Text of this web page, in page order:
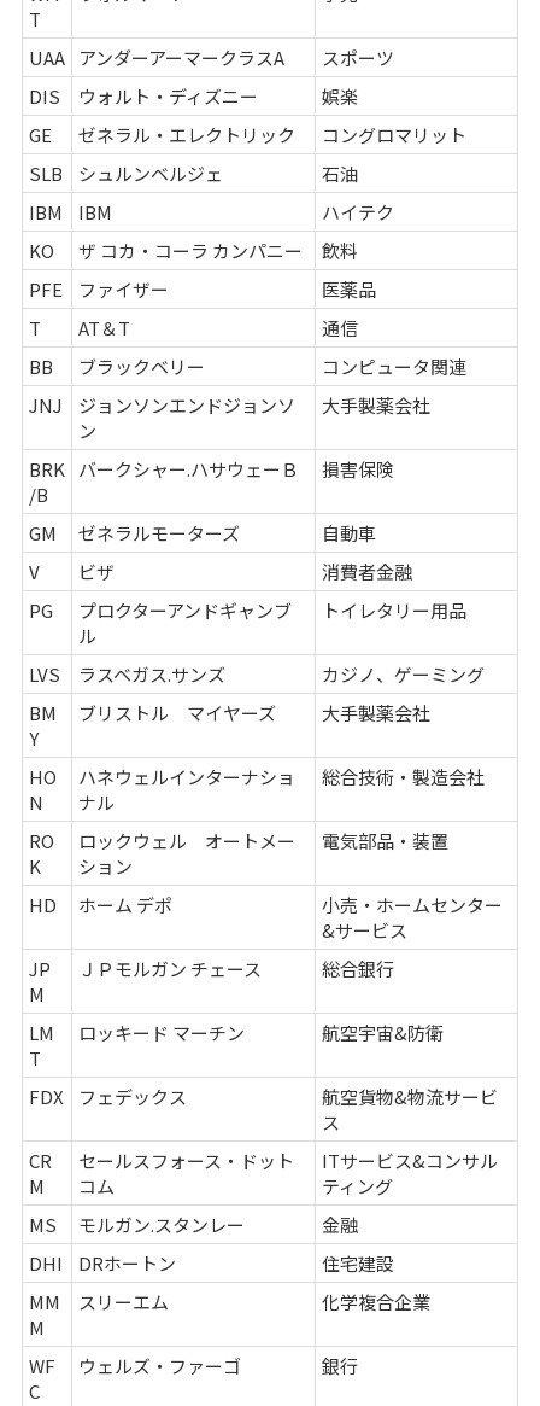
T
UAA アンダーアーマークラスA
スポーツ
DIS
ウォルト・ディズニー
娯楽
GE
ゼネラル・エレクトリック
コングロマリット
SLB
シュルンベルジェ
石油
IBM
IBM
ハイテク
KO
ザ コカ・コーラ カンパニー
飲料
PFE
ファイザー
医薬品
T
AT＆T
通信
BB
ブラックベリー
コンピュータ関連
JNJ
ジョンソンエンドジョンソ
ン
大手製薬会社
BRK
/B
バークシャー.ハサウェーＢ 損害保険
GM ゼネラルモーターズ
自動車
V
ビザ
消費者金融
PG
プロクターアンドギャンブ
ル
トイレタリー用品
LVS ラスベガス.サンズ
カジノ、ゲーミング
BM
Y
ブリストル マイヤーズ 大手製薬会社
HO
N
ハネウェルインターナショ
ナル
総合技術・製造会社
RO
K
ロックウェル オートメー
ション
電気部品・装置
HD ホーム デポ
小売・ホームセンター
&サービス
JP
M
ＪＰモルガン チェース 総合銀行
LM
T
ロッキード マーチン 航空宇宙&防衛
FDX フェデックス
航空貨物&物流サービ
ス
CR
M
セールスフォース・ドット
コム
ITサービス&コンサル
ティング
MS
モルガン.スタンレー
金融
DHI
DRホートン
住宅建設
MM
M
スリーエム 化学複合企業
WF
C
ウェルズ・ファーゴ 銀行